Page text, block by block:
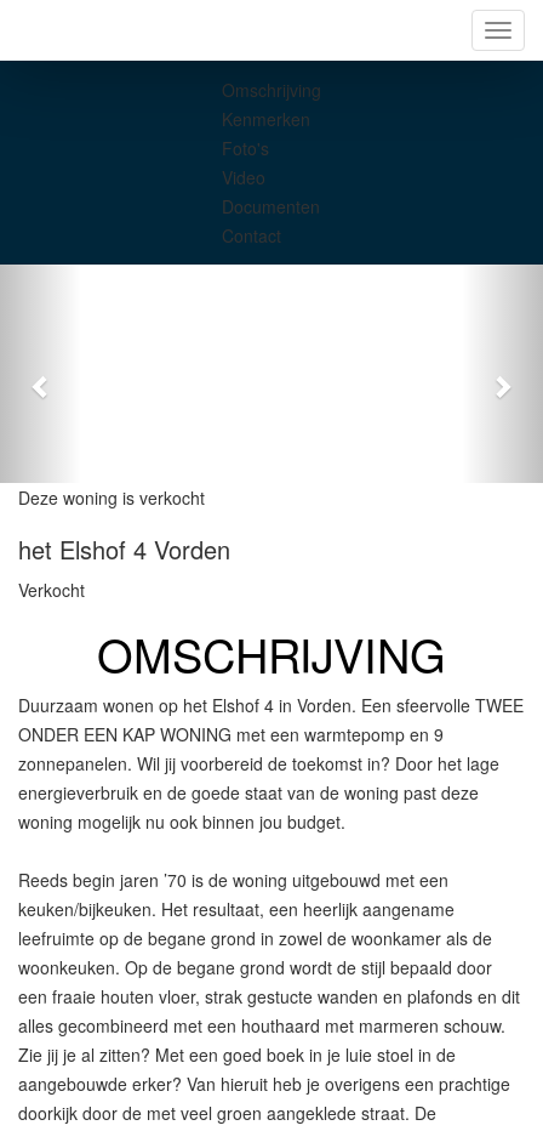
Omschrijving
Kenmerken
Foto's
Video
Documenten
Contact
Deze woning is verkocht
het Elshof 4 Vorden
Verkocht
OMSCHRIJVING
Duurzaam wonen op het Elshof 4 in Vorden. Een sfeervolle TWEE
ONDER EEN KAP WONING met een warmtepomp en 9
zonnepanelen. Wil jij voorbereid de toekomst in? Door het lage
energieverbruik en de goede staat van de woning past deze
woning mogelijk nu ook binnen jou budget.
Reeds begin jaren ’70 is de woning uitgebouwd met een
keuken/bijkeuken. Het resultaat, een heerlijk aangename
leefruimte op de begane grond in zowel de woonkamer als de
woonkeuken. Op de begane grond wordt de stijl bepaald door
een fraaie houten vloer, strak gestucte wanden en plafonds en dit
alles gecombineerd met een houthaard met marmeren schouw.
Zie jij je al zitten? Met een goed boek in je luie stoel in de
aangebouwde erker? Van hieruit heb je overigens een prachtige
doorkijk door de met veel groen aangeklede straat. De